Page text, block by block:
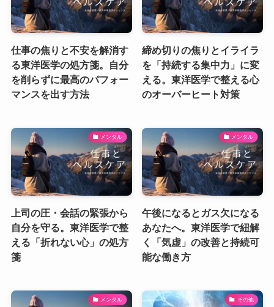
仕事の焦りと不安を解消す
る東洋医学の処方箋。自分
を削らずに最高のパフォー
マンスを出す方法
締め切りの焦りとイライラ
を「持続する集中力」に変
える。東洋医学で整える心
のオーバーヒート対策
メンタル
上司の圧・会話の緊張から
自分を守る。東洋医学で整
える「折れない心」の処方
箋
メンタル
午後になるとガス欠になる
あなたへ。東洋医学で紐解
く「気虚」の改善と持続可
能な働き方
メンタル その他